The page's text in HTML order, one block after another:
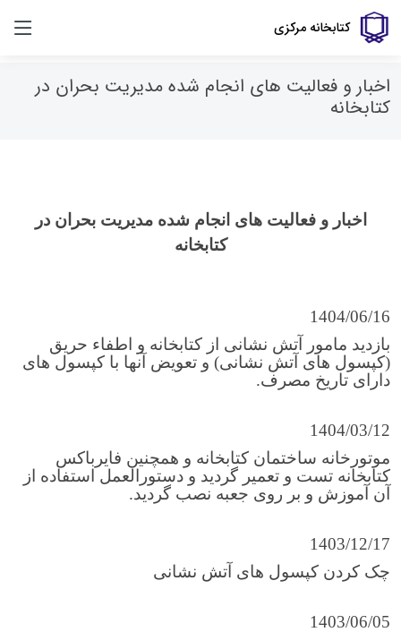
کتابخانه مرکزی
اخبار و فعالیت های انجام شده مدیریت بحران در
کتابخانه
اخبار و فعالیت های انجام شده مدیریت بحران در
کتابخانه
1404/06/16
بازدید مامور آتش نشانی از کتابخانه و اطفاء حریق
(کپسول های آتش نشانی) و تعویض آنها با کپسول های
دارای تاریخ مصرف.
1404/03/12
موتورخانه ساختمان کتابخانه و همچنین فایرباکس
کتابخانه تست و تعمیر گردید و دستورالعمل استفاده از
آن آموزش و بر روی جعبه نصب گردید.
1403/12/17
چک کردن کپسول های آتش نشانی
1403/06/05